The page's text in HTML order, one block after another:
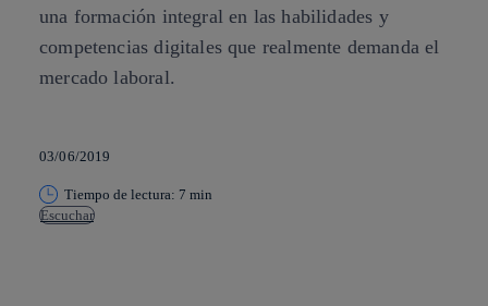
una formación integral en las habilidades y
competencias digitales que realmente demanda el
mercado laboral.
03/06/2019
Tiempo de lectura: 7 min
Escuchar